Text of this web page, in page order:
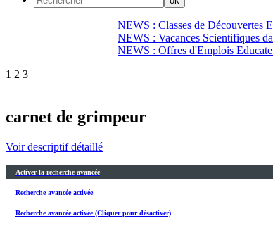
NEWS : Classes de Découvertes
NEWS : Vacances Scientifiques
NEWS : Offres d'Emplois
1 2 3
carnet de grimpeur
Voir descriptif détaillé
Activer la recherche avancée
Recherche avancée activée
Recherche avancée activée (Cliquer pour désactiver)